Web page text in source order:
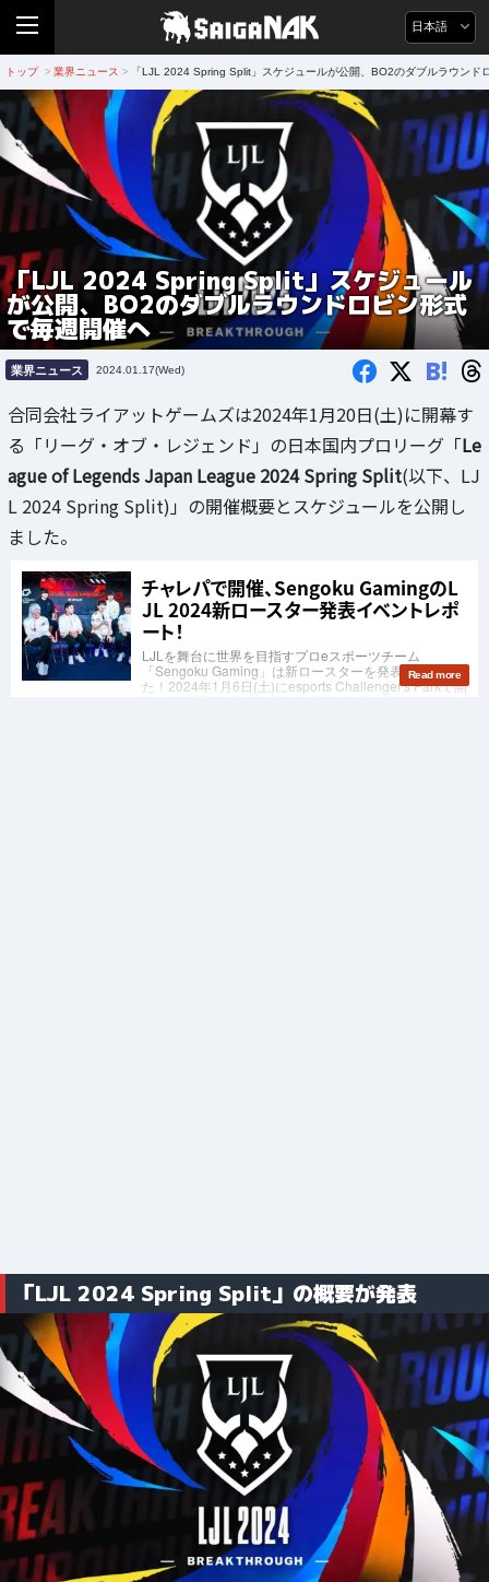
日本語
トップ > 業界ニュース > 「LJL 2024 Spring Split」スケジュールが公開、BO2のダブルラウンド
「LJL 2024 Spring Split」スケジュール
が公開、BO2のダブルラウンドロビン形式
で毎週開催へ
業界ニュース 2024.01.17(Wed) B!
合同会社ライアットゲームズは2024年1月20日(土)に開幕す
る「リーグ・オブ・レジェンド」の日本国内プロリーグ「Le
ague of Legends Japan League 2024 Spring Split(以下、LJ
L 2024 Spring Split)」の開催概要とスケジュールを公開し
ました。
「LJL 2024 Spring Split」の概要が発表